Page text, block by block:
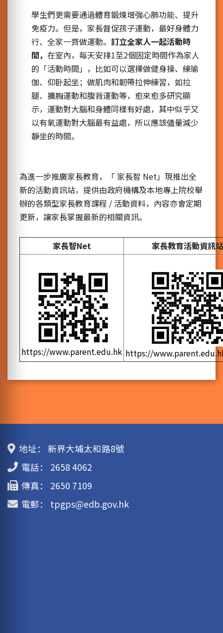
學生們更需要通過體育鍛煉增強心肺功能、提升
免疫力。但是，家長督促孩子運動，最好身體力
行、全家一齊做運動。 訂立全家人一起活動時
間， 在室內，每天安排1至2個固定時間作為家人
的「活動時間」，比如可以選擇做健身操、練瑜
伽、仰卧起坐；做肌肉和韌帶拉伸練習，如拉
腿、擴胸運動和腹背運動等，愈來愈多研究顯
示，運動對大腦和身體同樣有好處，其中似乎又
以有氧運動對大腦最有益處，所以應該儘量減少
靜坐的時間。
為進一步推廣家長教育，「 家長智 Net」現推出全
新的活動資訊站，提供由政府機構及本地專上院校舉
辦的各類型家長教育課程 / 活動資料，內容亦會定期
更新，讓家長掌握最新的相關資訊。
家長智Net 家長教育活動資訊站
https://www.parent.edu.hk https://
地址：
新界大埔太和路8號
電話：
2658 4062
傳真：
2650 7109
電郵：
tpgps@edb.gov.hk